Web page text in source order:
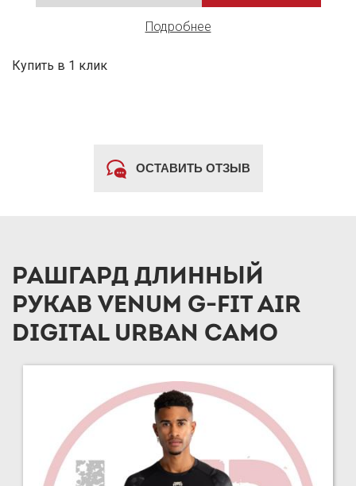
Подробнее
Купить в 1 клик
ОСТАВИТЬ ОТЗЫВ
РАШГАРД ДЛИННЫЙ
РУКАВ VENUM G-FIT AIR
DIGITAL URBAN CAMO